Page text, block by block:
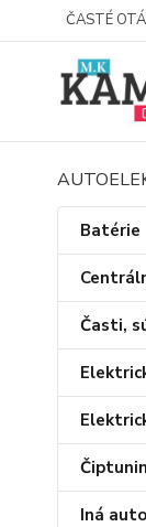
ČASTÉ
Batérie
Časti,
Iná